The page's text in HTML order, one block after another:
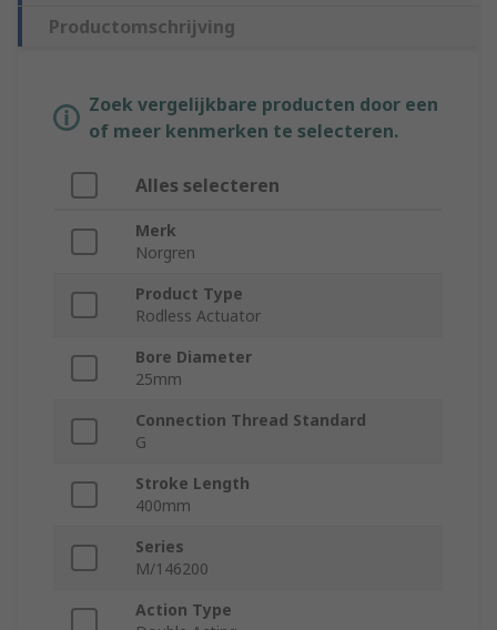
Productomschrijving
Zoek vergelijkbare producten door een
of meer kenmerken te selecteren.
Alles selecteren
Merk
Norgren
Product Type
Rodless Actuator
Bore Diameter
25mm
Connection Thread Standard
G
Stroke Length
400mm
Series
M/146200
Action Type